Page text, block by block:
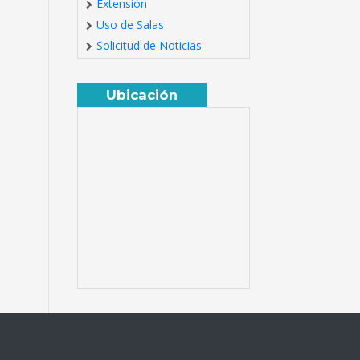
Extensión
Uso de Salas
Solicitud de Noticias
Ubicación